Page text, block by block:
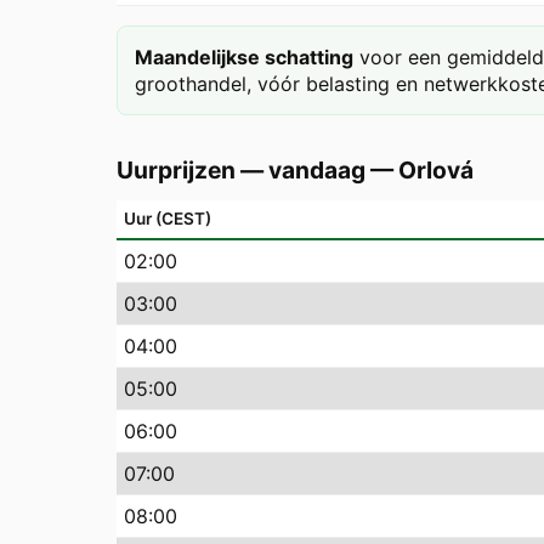
Maandelijkse schatting voor een
groothandel, vóór belasting en
Uurprijzen — vandaag —Orlová
Uur (CEST)
02:00
03:00
04:00
05:00
06:00
07:00
08:00